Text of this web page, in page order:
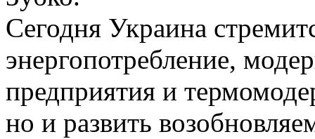
Сегодня Украина
энергопотребление,
предприятия и
но и развить